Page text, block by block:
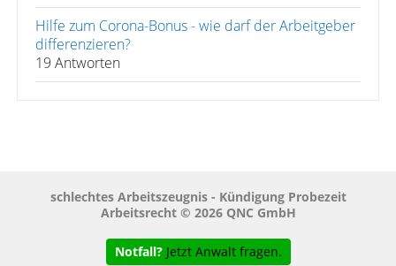
Hilfe zum Corona-Bonus - wie darf der Arbeitgeber
differenzieren?
19 Antworten
schlechtes Arbeitszeugnis - Kündigung Probezeit
Arbeitsrecht © 2026 QNC GmbH
Notfall? Jetzt Anwalt fragen.